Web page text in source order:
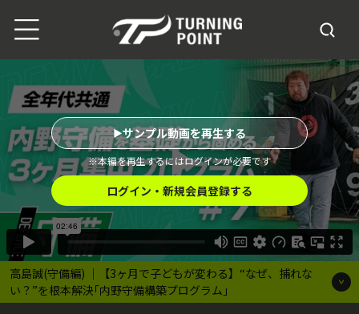
高島誠(守備編) ｜【3ヶ月で子どもが変わる】“なぜ、捕れな
い？”を根本解決｢内野守備構築プログラム｣
※本編を再生するにはログインが必要です
サンプル動画を再生する
ログイン・新規会員登録する